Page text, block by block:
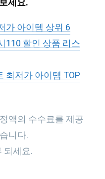
세요.
가 아이템 상위 6
110 할인 상품 리스
최저가 아이템 TOP
액의 수수료를 제공
니다.
되세요.